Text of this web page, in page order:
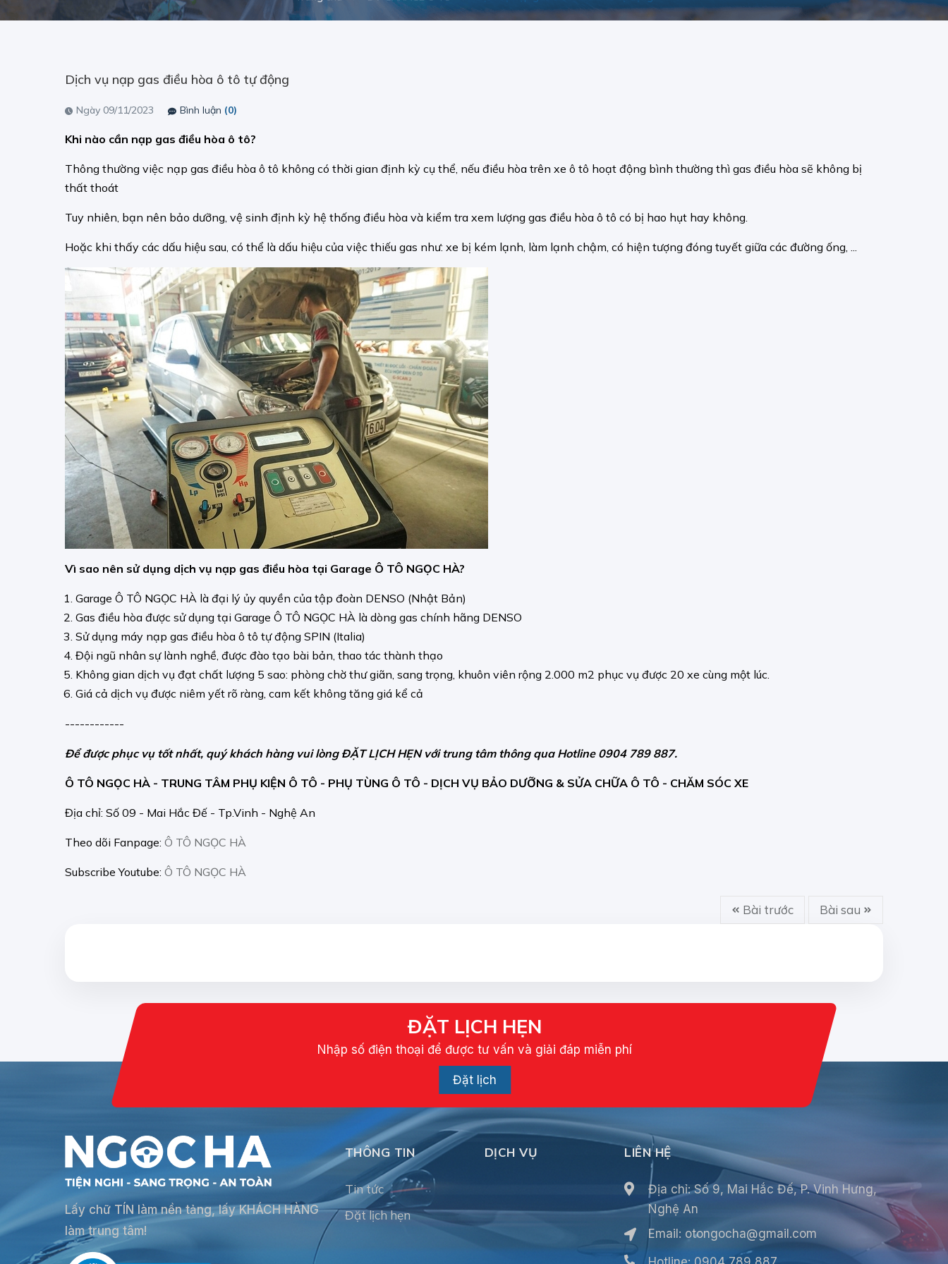
Dịch vụ nạp gas điều hòa ô tô tự động
Ngày 09/11/2023 Bình luận (0)
Khi nào cần nạp gas điều hòa ô tô?
Thông thường việc nạp gas điều hòa ô tô không có thời gian định kỳ cụ thể, nếu điều hòa trên xe ô tô hoạt động bình thường thì gas điều hòa sẽ không bị
thất thoát
Tuy nhiên, bạn nên bảo dưỡng, vệ sinh định kỳ hệ thống điều hòa và kiểm tra xem lượng gas điều hòa ô tô có bị hao hụt hay không.
Hoặc khi thấy các dấu hiệu sau, có thể là dấu hiệu của việc thiếu gas như: xe bị kém lạnh, làm lạnh chậm, có hiện tượng đóng tuyết giữa các đường ống, ...
Vì sao nên sử dụng dịch vụ nạp gas điều hòa tại Garage Ô TÔ NGỌC HÀ?
Garage Ô TÔ NGỌC HÀ là đại lý ủy quyền của tập đoàn DENSO (Nhật Bản)
Gas điều hòa được sử dụng tại Garage Ô TÔ NGỌC HÀ là dòng gas chính hãng DENSO
Sử dụng máy nạp gas điều hòa ô tô tự động SPIN (Italia)
Đội ngũ nhân sự lành nghề, được đào tạo bài bản, thao tác thành thạo
Không gian dịch vụ đạt chất lượng 5 sao: phòng chờ thư giãn, sang trọng, khuôn viên rộng 2.000 m2 phục vụ được 20 xe cùng một lúc.
Giá cả dịch vụ được niêm yết rõ ràng, cam kết không tăng giá kể cả
------------
Để được phục vụ tốt nhất, quý khách hàng vui lòng ĐẶT LỊCH HẸN với trung tâm thông qua Hotline 0904 789 887.
Ô TÔ NGỌC HÀ - TRUNG TÂM PHỤ KIỆN Ô TÔ - PHỤ TÙNG Ô TÔ - DỊCH VỤ BẢO DƯỠNG & SỬA CHỮA Ô TÔ - CHĂM SÓC XE
Địa chỉ: Số 09 - Mai Hắc Đế - Tp.Vinh - Nghệ An
Theo dõi Fanpage: Ô TÔ NGỌC HÀ
Subscribe Youtube: Ô TÔ NGỌC HÀ
Bài trước Bài sau
ĐẶT LỊCH HẸN
Nhập số điện thoại để được tư vấn và giải đáp miễn phí
Đặt lịch
Lấy chữ TÍN làm nền tảng, lấy KHÁCH HÀNG
làm trung tâm!
THÔNG TIN
Tin tức
Đặt lịch hẹn
DỊCH VỤ LIÊN HỆ
Địa chỉ: Số 9, Mai Hắc Đế, P. Vinh Hưng,
Nghệ An
Email: otongocha@gmail.com